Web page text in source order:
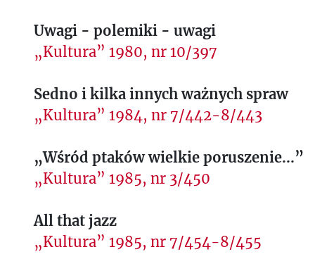
Uwagi - polemiki - uwagi
„Kultura” 1980, nr 10/397
Sedno i kilka innych ważnych spraw
„Kultura” 1984, nr 7/442-8/443
„Wśród ptaków wielkie poruszenie...”
„Kultura” 1985, nr 3/450
All that jazz
„Kultura” 1985, nr 7/454-8/455